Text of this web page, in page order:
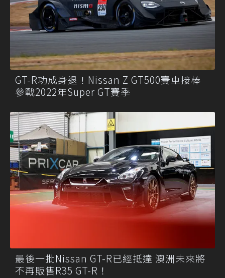
GT-R功成身退！Nissan Z GT500賽車接棒
參戰2022年Super GT賽季
最後一批Nissan GT-R已經抵達 澳洲未來將
不再販售R35 GT-R！